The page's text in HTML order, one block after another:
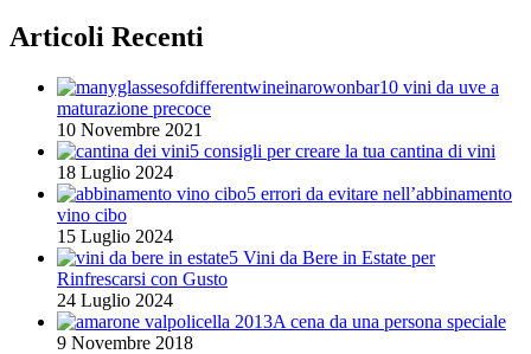
Articoli Recenti
10 vini da uve a
maturazione precoce
10 Novembre 2021
5 consigli per creare la tua cantina di vini
18 Luglio 2024
5 errori da evitare nell’abbinamento
vino cibo
15 Luglio 2024
5 Vini da Bere in Estate per
Rinfrescarsi con Gusto
24 Luglio 2024
A cena da una persona speciale
9 Novembre 2018